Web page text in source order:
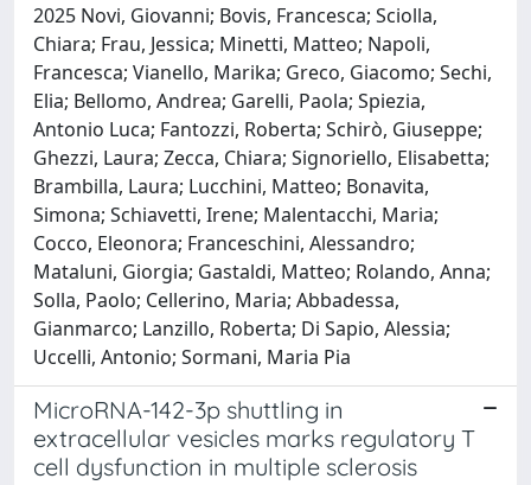
2025 Novi, Giovanni; Bovis, Francesca; Sciolla,
Chiara; Frau, Jessica; Minetti, Matteo; Napoli,
Francesca; Vianello, Marika; Greco, Giacomo; Sechi,
Elia; Bellomo, Andrea; Garelli, Paola; Spiezia,
Antonio Luca; Fantozzi, Roberta; Schirò, Giuseppe;
Ghezzi, Laura; Zecca, Chiara; Signoriello, Elisabetta;
Brambilla, Laura; Lucchini, Matteo; Bonavita,
Simona; Schiavetti, Irene; Malentacchi, Maria;
Cocco, Eleonora; Franceschini, Alessandro;
Mataluni, Giorgia; Gastaldi, Matteo; Rolando, Anna;
Solla, Paolo; Cellerino, Maria; Abbadessa,
Gianmarco; Lanzillo, Roberta; Di Sapio, Alessia;
Uccelli, Antonio; Sormani, Maria Pia
MicroRNA-142-3p shuttling in
extracellular vesicles marks regulatory T
cell dysfunction in multiple sclerosis